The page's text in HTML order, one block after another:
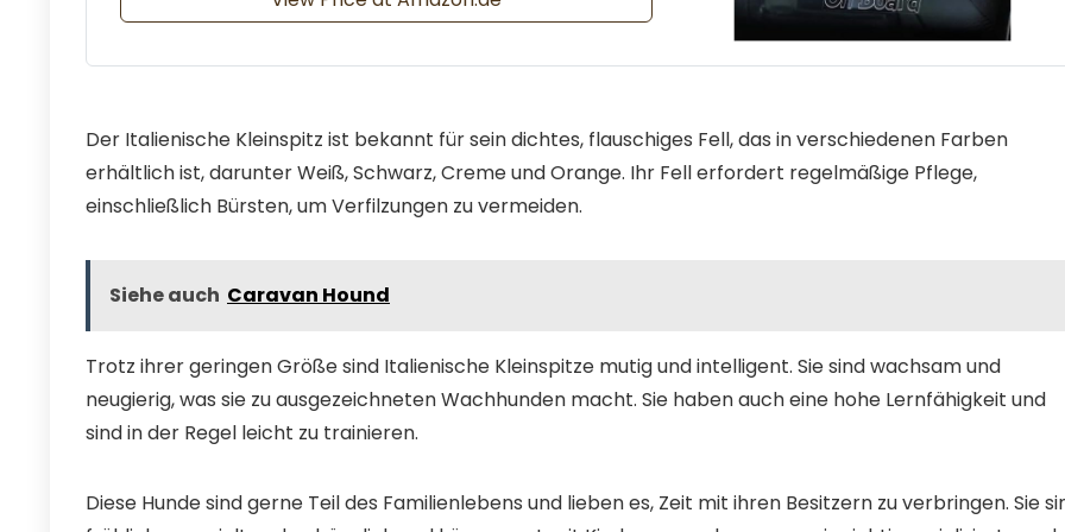
Der Italienische Kleinspitz ist bekannt für sein dichtes, flauschiges Fell, das in verschiedenen Farben
erhältlich ist, darunter Weiß, Schwarz, Creme und Orange. Ihr Fell erfordert regelmäßige Pflege,
einschließlich Bürsten, um Verfilzungen zu vermeiden.
Siehe auch Caravan Hound
Trotz ihrer geringen Größe sind Italienische Kleinspitze mutig und intelligent. Sie sind wachsam und
neugierig, was sie zu ausgezeichneten Wachhunden macht. Sie haben auch eine hohe Lernfähigkeit und
sind in der Regel leicht zu trainieren.
Diese Hunde sind gerne Teil des Familienlebens und lieben es, Zeit mit ihren Besitzern zu verbringen. Sie